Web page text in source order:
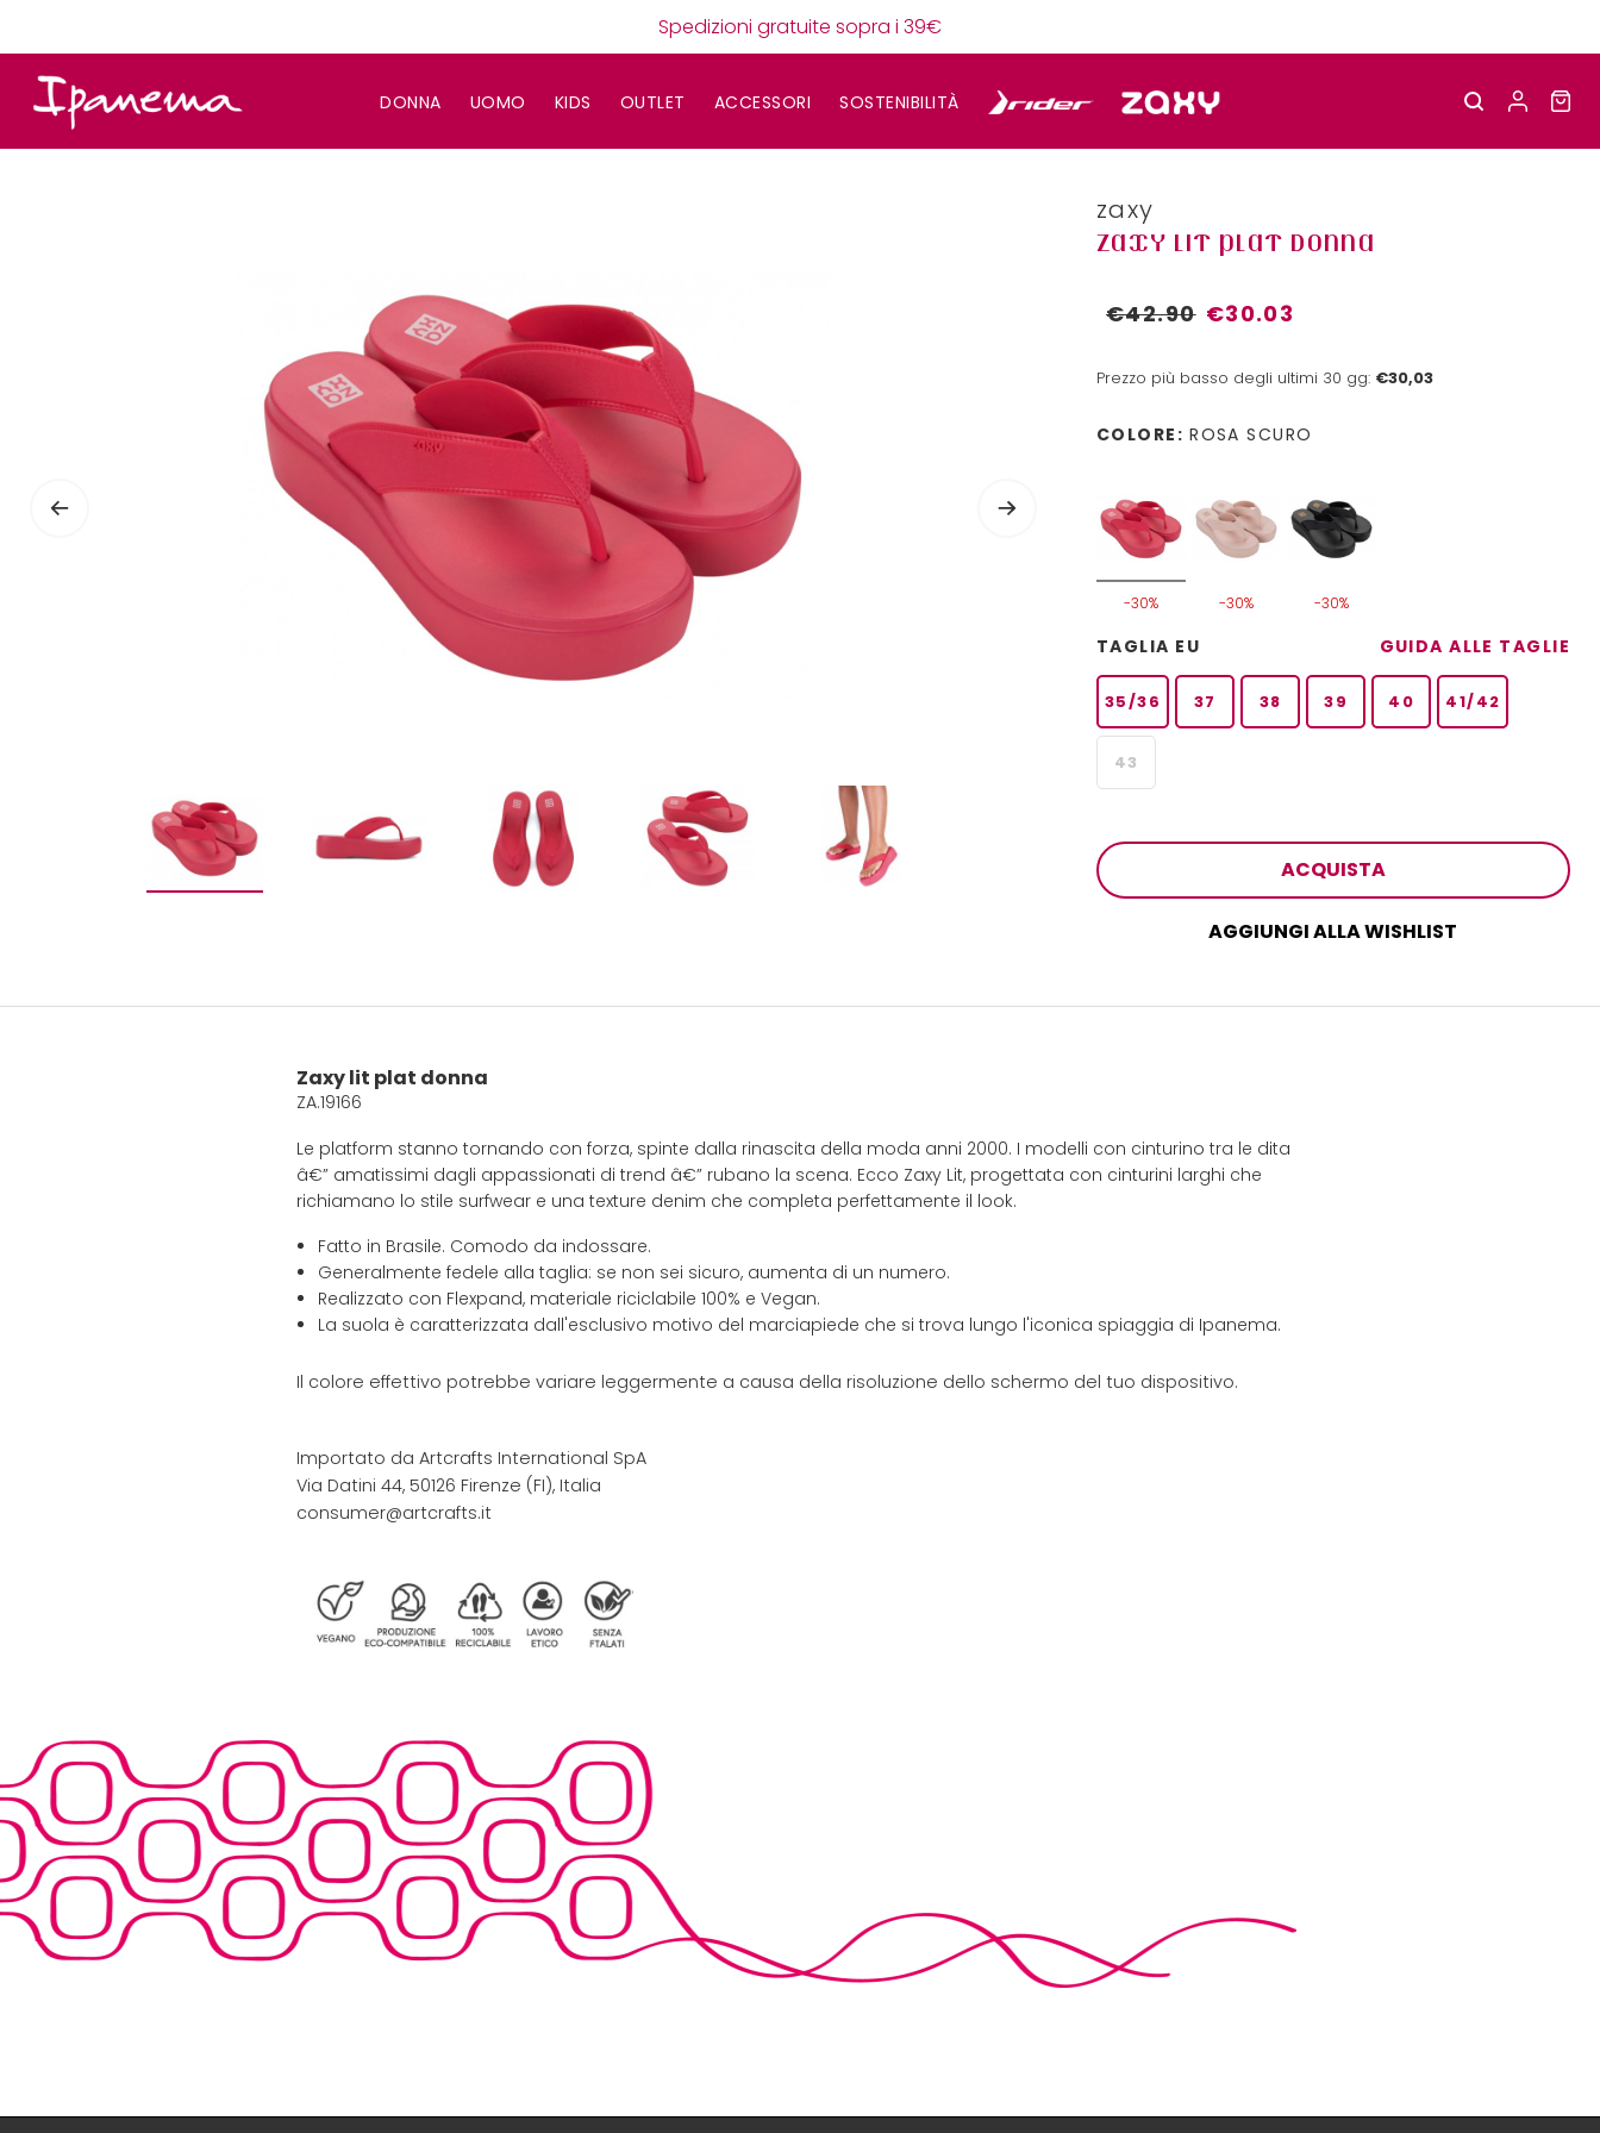
Spedizioni gratuite sopra i 39€
DONNA UOMO KIDS OUTLET ACCESSORI SOSTENIBILITÀ
zaxy
ZAXY LIT PLAT DONNA
€42.90 €30.03
Prezzo più basso degli ultimi 30 gg: €30,03
COLORE: ROSA SCURO
-30% -30% -30%
TAGLIA EU GUIDA ALLE TAGLIE
35/36 37 38 39 40 41/42
43
ACQUISTA
AGGIUNGI ALLA WISHLIST
Zaxy lit plat donna
ZA.19166
Le platform stanno tornando con forza, spinte dalla rinascita della moda anni 2000. I modelli con cinturino tra le dita
â€” amatissimi dagli appassionati di trend â€” rubano la scena. Ecco Zaxy Lit, progettata con cinturini larghi che
richiamano lo stile surfwear e una texture denim che completa perfettamente il look.
Fatto in Brasile. Comodo da indossare.
Generalmente fedele alla taglia: se non sei sicuro, aumenta di un numero.
Realizzato con Flexpand, materiale riciclabile 100% e Vegan.
La suola è caratterizzata dall'esclusivo motivo del marciapiede che si trova lungo l'iconica spiaggia di Ipanema.
Il colore effettivo potrebbe variare leggermente a causa della risoluzione dello schermo del tuo dispositivo.
Importato da Artcrafts International SpA
Via Datini 44, 50126 Firenze (FI), Italia
consumer@artcrafts.it